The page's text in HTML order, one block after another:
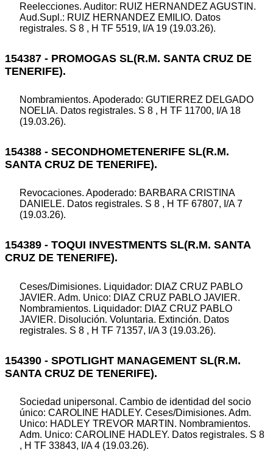
Reelecciones. Auditor: RUIZ HERNANDEZ AGUSTIN.
Aud.Supl.: RUIZ HERNANDEZ EMILIO. Datos
registrales. S 8 , H TF 5519, I/A 19 (19.03.26).
154387 - PROMOGAS SL(R.M. SANTA CRUZ DE
TENERIFE).
Nombramientos. Apoderado: GUTIERREZ DELGADO
NOELIA. Datos registrales. S 8 , H TF 11700, I/A 18
(19.03.26).
154388 - SECONDHOMETENERIFE SL(R.M.
SANTA CRUZ DE TENERIFE).
Revocaciones. Apoderado: BARBARA CRISTINA
DANIELE. Datos registrales. S 8 , H TF 67807, I/A 7
(19.03.26).
154389 - TOQUI INVESTMENTS SL(R.M. SANTA
CRUZ DE TENERIFE).
Ceses/Dimisiones. Liquidador: DIAZ CRUZ PABLO
JAVIER. Adm. Unico: DIAZ CRUZ PABLO JAVIER.
Nombramientos. Liquidador: DIAZ CRUZ PABLO
JAVIER. Disolución. Voluntaria. Extinción. Datos
registrales. S 8 , H TF 71357, I/A 3 (19.03.26).
154390 - SPOTLIGHT MANAGEMENT SL(R.M.
SANTA CRUZ DE TENERIFE).
Sociedad unipersonal. Cambio de identidad del socio
único: CAROLINE HADLEY. Ceses/Dimisiones. Adm.
Unico: HADLEY TREVOR MARTIN. Nombramientos.
Adm. Unico: CAROLINE HADLEY. Datos registrales. S 8
, H TF 33843, I/A 4 (19.03.26).